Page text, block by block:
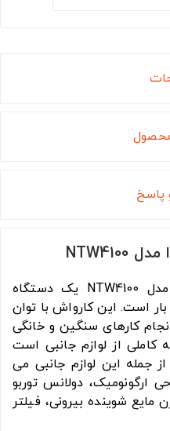
فشار کاری 100 بار است. این کارواش با توان
انجام کارهای سنگین و خانگی
کاملی از لوازم جانبی است
جمله این لوازم جانبی می
ارگونومیک، دولانس توربو
شوینده بیرونی، فیلتر